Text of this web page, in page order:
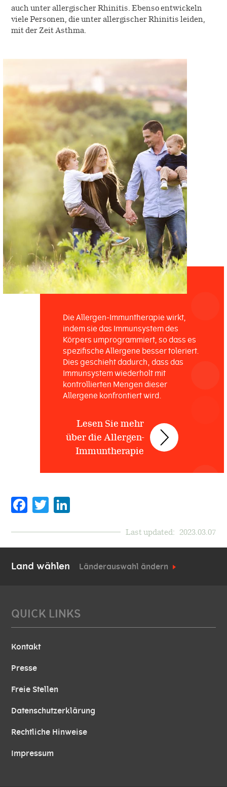
auch unter allergischer Rhinitis. Ebenso entwickeln
viele Personen, die unter allergischer Rhinitis leiden,
mit der Zeit Asthma.
Die Allergen-Immuntherapie wirkt,
indem sie das Immunsystem des
Körpers umprogrammiert, so dass es
spezifische Allergene besser toleriert.
Dies geschieht dadurch, dass das
Immunsystem wiederholt mit
kontrollierten Mengen dieser
Allergene konfrontiert wird.
Lesen Sie mehr
über die Allergen-
Immuntherapie
Facebook
Twitter
Last updated: 2023.03.07
Land wählen Länderauswahl ändern
QUICK LINKS
Kontakt
Presse
Freie Stellen
Datenschutzerklärung
Rechtliche Hinweise
Impressum